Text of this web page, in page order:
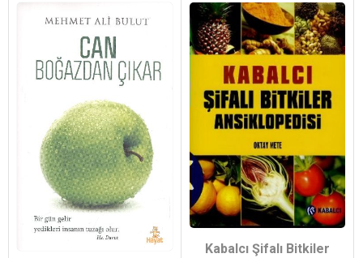
Kabalcı Şifalı Bitkiler